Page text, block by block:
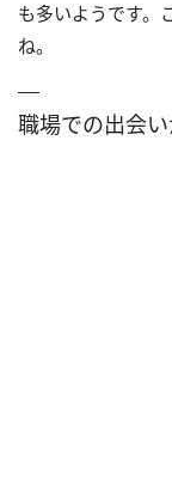
も多いようです。
ね。
職場での出会